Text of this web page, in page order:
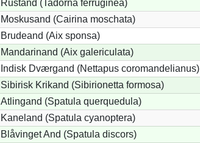
Rustand (Tadorna ferruginea)
Moskusand (Cairina moschata)
Brudeand (Aix sponsa)
Mandarinand (Aix galericulata)
Indisk Dværgand (Nettapus coromandelianus)
Sibirisk Krikand (Sibirionetta formosa)
Atlingand (Spatula querquedula)
Kaneland (Spatula cyanoptera)
Blåvinget And (Spatula discors)